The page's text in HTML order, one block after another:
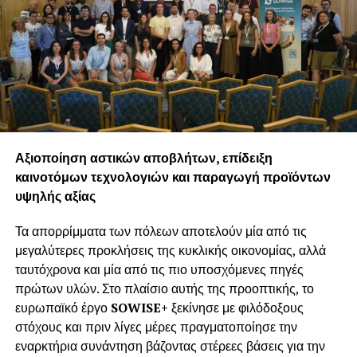
Μετά την άφιξη τους στη Θεσσαλονίκη, οι δύο
φιλοξενούμενοι δημοσιογράφοι επισκέφθηκαν την
οινοποιητική ζώνη ΠΓΕ Αγίου Όρους και διανυκτέρευσαν
στην Ιερά Μεγίστη Μονή Βατοπεδίου. Τις επόμενες
ημέρες, οι κ.κ. Catchpole και Lazarou βρέθηκαν στις
Περιφερειακές Ενότητες Χαλκιδικής, Σερρών και Πέλλας.
Στη διάρκεια της περιήγησής τους, με τη συνοδεία και
καθοδήγηση των στελεχών τουρισμού της Περιφέρειας
Κεντρικής Μακεδονίας, οι δύο φιλοξενούμενοι
ιστορικούς τόπους όπως η Ιερά Μονή Τιμίου Προδρόμου
Σερρών, το αρχαιολογικό μουσείο Πέλλας και το
πρόσφατα αποκατεστημένο Ανάκτορο της Πέλλας,
ακολουθώντας τα βήματα του Μεγάλου Αλεξάνδρου και
του Φίλιππου Β’. Ακόμη, οι δύο καλεσμένοι απόλαυσαν τη
φύση του όρους Βόρας, επισκέφτηκαν τα Λουτρά Πόζαρ
και ολοκλήρωσαν το ταξίδι τους με δείπνο και νυχτερινό
Αξιοποίηση αστικών αποβλήτων, επίδειξη
καινοτόμων τεχνολογιών και παραγωγή προϊόντων
υψηλής αξίας
Τα απορρίμματα των πόλεων αποτελούν μία από τις
μεγαλύτερες προκλήσεις της κυκλικής οικονομίας, αλλά
ταυτόχρονα και μία από τις πιο υποσχόμενες πηγές
πρώτων υλών. Στο πλαίσιο αυτής της προοπτικής, το
ευρωπαϊκό έργο SOWISE+ ξεκίνησε με φιλόδοξους
στόχους και πριν λίγες μέρες πραγματοποίησε την
εναρκτήρια συνάντηση βάζοντας στέρεες βάσεις για την